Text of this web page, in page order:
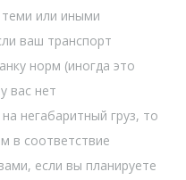
теми или иными
ваш транспорт
норм (иногда это
вас нет
негабаритный груз, то
в соответствие
если вы планируете